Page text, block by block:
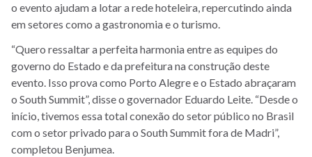
o evento ajudam a lotar a rede hoteleira, repercutindo ainda
em setores como a gastronomia e o turismo.
“Quero ressaltar a perfeita harmonia entre as equipes do
governo do Estado e da prefeitura na construção deste
evento. Isso prova como Porto Alegre e o Estado abraçaram
o South Summit”, disse o governador Eduardo Leite. “Desde o
início, tivemos essa total conexão do setor público no Brasil
com o setor privado para o South Summit fora de Madri”,
completou Benjumea.